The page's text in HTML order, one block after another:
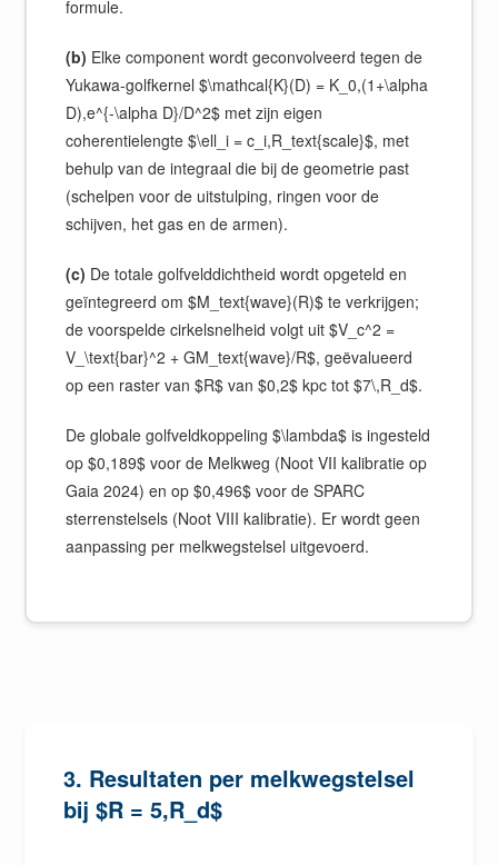
formule.
(b) Elke component wordt geconvolveerd tegen de
Yukawa-golfkernel $\mathcal{K}(D) = K_0,(1+\alpha
D),e^{-\alpha D}/D^2$ met zijn eigen
coherentielengte $\ell_i = c_i,R_text{scale}$, met
behulp van de integraal die bij de geometrie past
(schelpen voor de uitstulping, ringen voor de
schijven, het gas en de armen).
(c) De totale golfvelddichtheid wordt opgeteld en
geïntegreerd om $M_text{wave}(R)$ te verkrijgen;
de voorspelde cirkelsnelheid volgt uit $V_c^2 =
V_\text{bar}^2 + GM_text{wave}/R$, geëvalueerd
op een raster van $R$ van $0,2$ kpc tot $7\,R_d$.
De globale golfveldkoppeling $\lambda$ is ingesteld
op $0,189$ voor de Melkweg (Noot VII kalibratie op
Gaia 2024) en op $0,496$ voor de SPARC
sterrenstelsels (Noot VIII kalibratie). Er wordt geen
aanpassing per melkwegstelsel uitgevoerd.
3. Resultaten per melkwegstelsel
bij $R = 5,R_d$